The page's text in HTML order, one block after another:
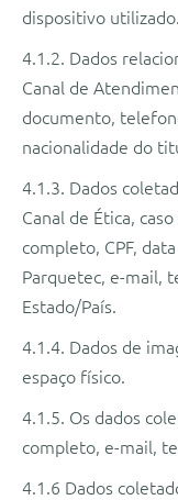
dispositivo utilizado.
4.1.2. Dados
Canal de
documento,
nacionalidade do
4.1.3. Dados
Canal de Ética,
completo, CPF,
Parquetec, e-mail,
Estado/País.
4.1.4. Dados de
espaço físico.
4.1.5. Os dados
completo, e-mail,
4.1.6 Dados